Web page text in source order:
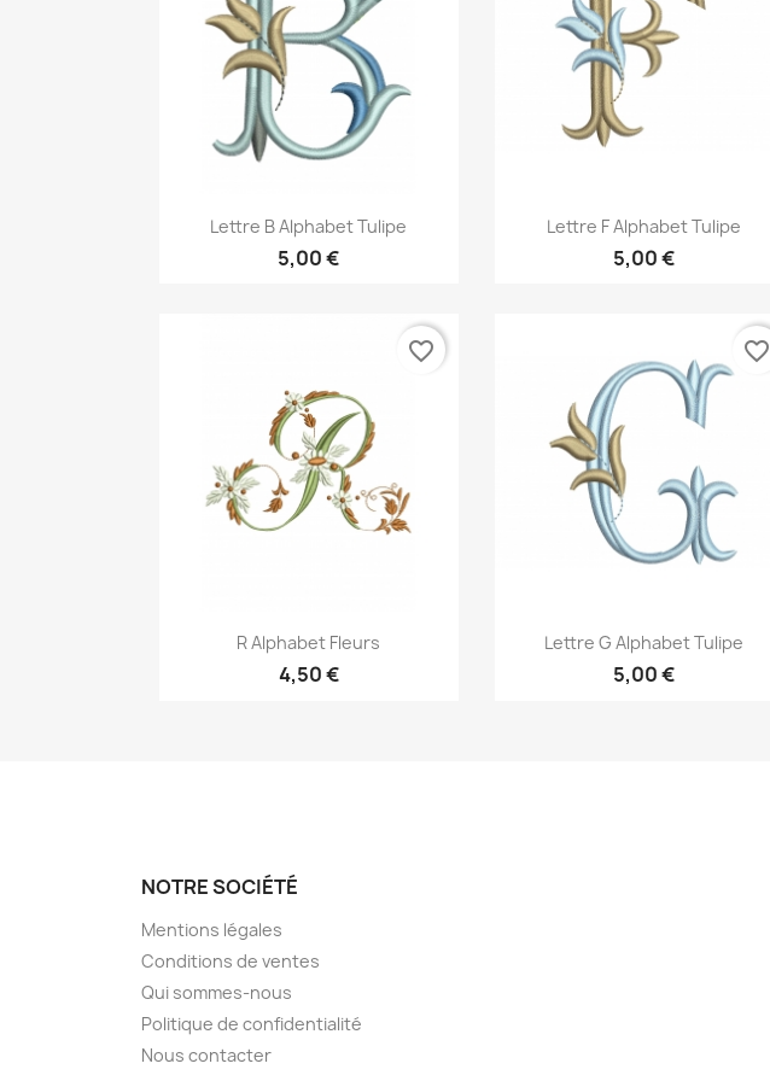
Aperçu rapide
Lettre B Alphabet Tulipe
5,00 €
Aperçu rapide
Lettre F Alphabet Tulipe
5,00 €
Aperçu rapide
R Alphabet Fleurs
4,50 €
favorite_border
Aperçu rapide
Lettre G Alphabet Tulipe
5,00 €
favorite_border
NOTRE SOCIÉTÉ
Mentions légales
Conditions de ventes
Qui sommes-nous
Politique de confidentialité
Nous contacter